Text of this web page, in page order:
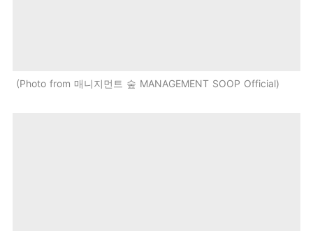
Photo from 매니지먼트 숲 MANAGEMENT SOOP Official